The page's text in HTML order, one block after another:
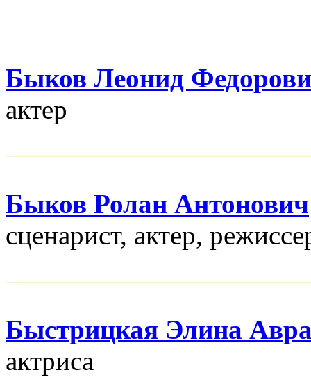
Быков Леонид
актер
Быков Ролан Антонович
сценарист, актер,
Быстрицкая Элина
актриса